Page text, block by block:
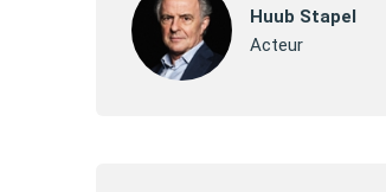
Huub Stapel
Acteur